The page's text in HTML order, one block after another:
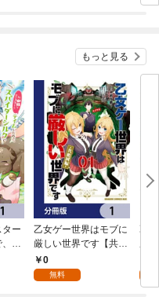
もっと見る
ー
、ス
縫
冊
乙女ゲー世界はモブに
厳しい世界です【共和
国編】【分冊版】 1
0
無料
乙